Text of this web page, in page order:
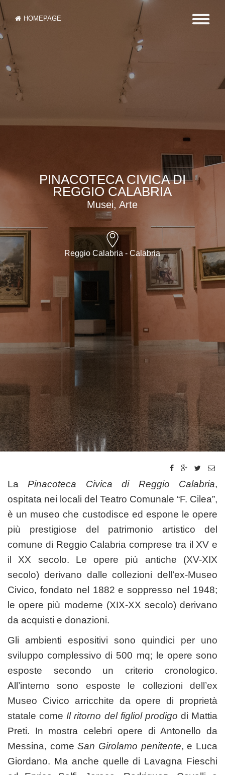
HOMEPAGE
PINACOTECA CIVICA DI
REGGIO CALABRIA
Musei, Arte
Reggio Calabria - Calabria
LaPinacoteca Civica di Reggio Calabria,
ospitata nei locali del Teatro Comunale “F. Cilea”,
è un museo che custodisce ed espone le opere
più prestigiose del patrimonio artistico del
comune di Reggio Calabria comprese tra il XV e
il XX secolo. Le opere più antiche (XV-XIX
secolo) derivano dalle collezioni dell’ex-Museo
Civico, fondato nel 1882 e soppresso nel 1948;
le opere più moderne (XIX-XX secolo) derivano
da acquisti e donazioni.
Gli ambienti espositivi sono quindici per uno
sviluppo complessivo di 500 mq; le opere sono
esposte secondo un criterio cronologico.
All’interno sono esposte le collezioni dell’ex
Museo Civico arricchite da opere di proprietà
statale come Il ritorno del figliol prodigo di Mattia
Preti. In mostra celebri opere di Antonello da
Messina, comeSan Girolamo penitente, e Luca
Giordano. Ma anche quelle di Lavagna Fieschi